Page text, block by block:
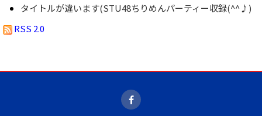
タイトルが違います(STU48ちりめんパーティー収録(^^♪)
RSS 2.0